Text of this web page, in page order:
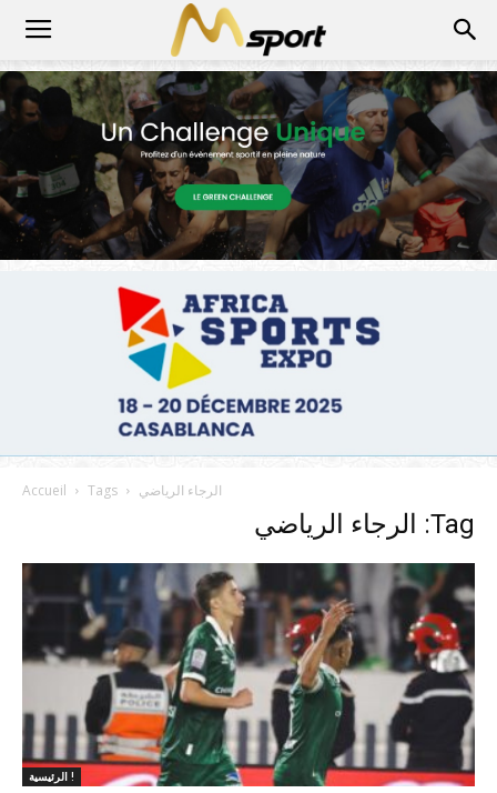
Accueil Tags الرجاء الرياضي
Tag: الرجاء الرياضي
الرئيسية !